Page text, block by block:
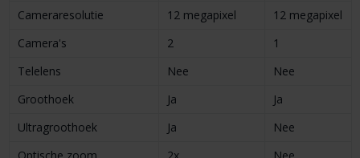
Camera­resolutie
12 megapixel
12 megapixel
Camera's
2
1
Telelens
Nee
Nee
Groothoek
Ja
Ja
Ultra­groothoek
Ja
Nee